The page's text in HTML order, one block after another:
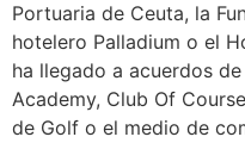
Portuaria de Ceuta, la
hotelero Palladium o el
ha llegado a acuerdos
Academy, Club Of
de Golf o el medio de